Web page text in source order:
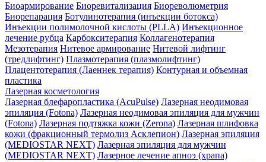
Биоармирование Биоревитализация Биореволюметрия
Биорепарация Ботулинотерапия (инъекции ботокса)
Инъекции полимолочной кислоты (PLLA) Инъекционное
лечение рубца Карбокситерапия Коллагенотерапия
Мезотерапия Нитевое армирование Нитевой лифтинг
(тредлифтинг) Плазмотерапия (плазмолифтинг)
Плацентотерапия (Лаеннек терапия) Контурная и объемная
пластика
Лазерная косметология
Лазерная блефаропластика (AcuPulse) Лазерная неодимовая
эпиляция (Fotona) Лазерная неодимовая эпиляция для мужчин
(Fotona) Лазерная подтяжка кожи (Zerona) Лазерная шлифовка
кожи (фракционный термолиз Асклепион) Лазерная эпиляция
(MEDIOSTAR NEXT) Лазерная эпиляция для мужчин
(MEDIOSTAR NEXT) Лазерное лечение апноэ (храпа)